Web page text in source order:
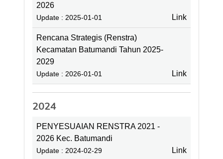
2026
Update : 2025-01-01 Link
Rencana Strategis (Renstra)
Kecamatan Batumandi Tahun 2025-
2029
Update : 2026-01-01 Link
2024
PENYESUAIAN RENSTRA 2021 -
2026 Kec. Batumandi
Update : 2024-02-29 Link